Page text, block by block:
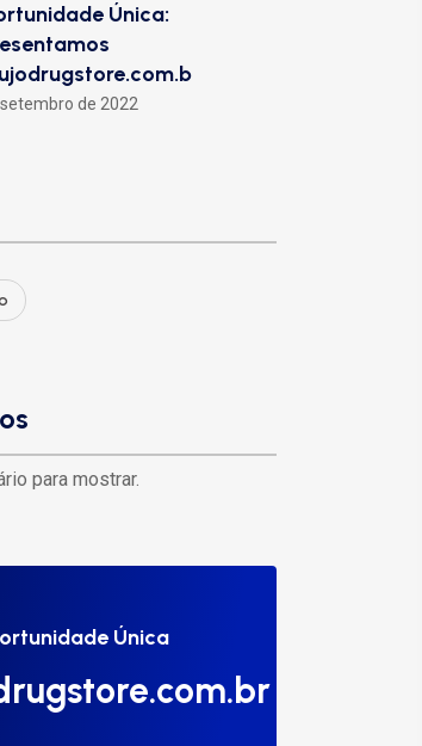
Única:
de 2022
para mostrar.
Única